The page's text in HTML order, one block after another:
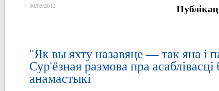
30/05/2012
"Як вы яхту назавяце — так яна і
Сур'ёзная размова пра
анамастыкі